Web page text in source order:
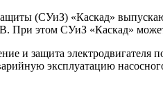
(СУиЗ) «Каскад»
При этом СУиЗ «Каскад»
и защита
эксплуатацию